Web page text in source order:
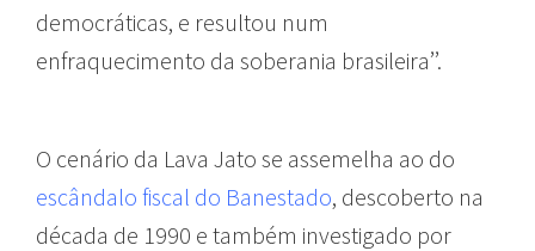
democráticas, e resultou num
enfraquecimento da soberania brasileira’’.
O cenário da Lava Jato se assemelha ao do
escândalo fiscal do Banestado, descoberto na
década de 1990 e também investigado por